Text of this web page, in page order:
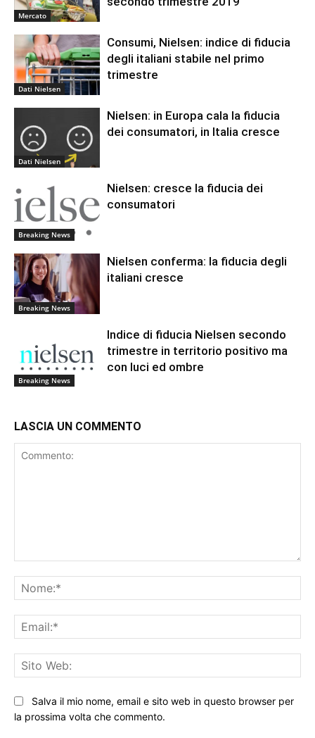
Mercato
Dati Nielsen
Consumi, Nielsen: indice di fiducia
degli italiani stabile nel primo
trimestre
Dati Nielsen
Nielsen: in Europa cala la fiducia
dei consumatori, in Italia cresce
Breaking News
Nielsen: cresce la fiducia dei
consumatori
Breaking News
Nielsen conferma: la fiducia degli
italiani cresce
Breaking News
Indice di fiducia Nielsen secondo
trimestre in territorio positivo ma
con luci ed ombre
LASCIA UN COMMENTO
Salva il mio nome, email e sito web in questo browser per
la prossima volta che commento.